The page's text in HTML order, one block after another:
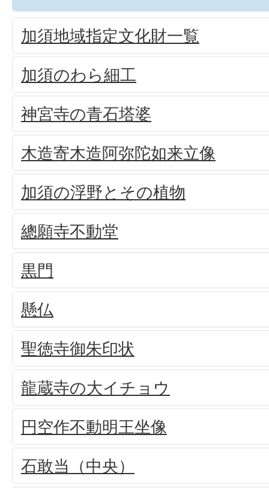
加須地域指定文化財一覧
加須のわら細工
神宮寺の青石塔婆
木造寄木造阿弥陀如来立像
加須の浮野とその植物
總願寺不動堂
黒門
懸仏
聖徳寺御朱印状
龍蔵寺の大イチョウ
円空作不動明王坐像
石敢当（中央）